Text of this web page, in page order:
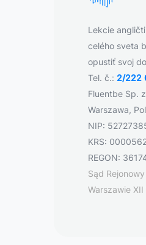
Lekcie
celého sveta
opustiť svoj
Tel. č.: 2/222
Fluentbe Sp.
Warszawa,
NIP:
KRS:
REGON:
Sąd
Warszawie